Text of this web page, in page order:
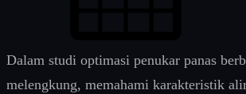
Dalam studi optimasi penukar panas
melengkung, memahami karakteristik